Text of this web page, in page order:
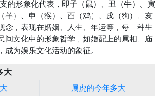
的形象化代表，即子（鼠）、丑（牛）、寅
羊）、申（猴）、酉（鸡）、戌（狗）、亥
念，表现在婚姻、人生、年运等，每一种生
间文化中的形象哲学，如婚配上的属相、庙
为娱乐文化活动的象征。
大
属虎的今年多大